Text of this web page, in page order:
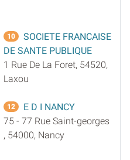
10
SOCIETE FRANCAISE
DE SANTE PUBLIQUE
1 Rue De La Foret, 54520,
Laxou
12
E D I NANCY
75 - 77 Rue Saint-georges
, 54000, Nancy